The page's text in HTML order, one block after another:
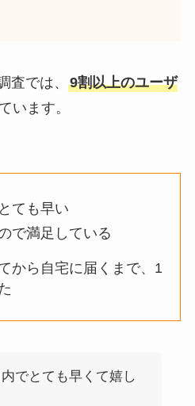
査では、 9割以上のユーザ
います。
ても早い
で満足している
から自宅に届くまで、1
でとても早くて嬉し